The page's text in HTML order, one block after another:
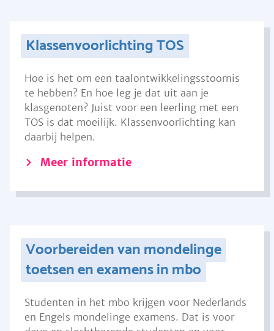
Klassenvoorlichting TOS
Hoe is het om een taalontwikkelingsstoornis
te hebben? En hoe leg je dat uit aan je
klasgenoten? Juist voor een leerling met een
TOS is dat moeilijk. Klassenvoorlichting kan
daarbij helpen.
Meer informatie
Voorbereiden van mondelinge
toetsen en examens in mbo
Studenten in het mbo krijgen voor Nederlands
en Engels mondelinge examens. Dat is voor